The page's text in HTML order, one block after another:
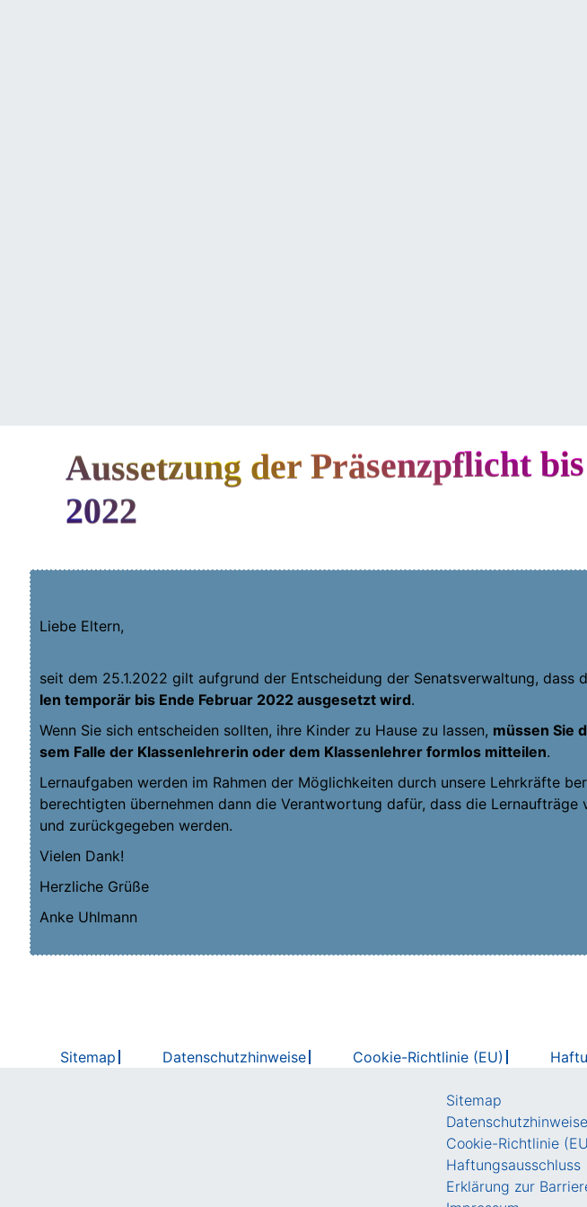
Aussetzung der Präsenzpflicht
2022
Lie­be Eltern,
seit dem 25.1.2022 gilt auf­grund der Ent­schei­dung der Senats­ver­wal­tung, dass
len tem­po­rär bis Ende Febru­ar 2022 aus­ge­setzt wird.
Wenn Sie sich ent­schei­den soll­ten, ihre Kin­der zu Hau­se zu las­sen, müs­sen Sie
sem Fal­le der Klas­sen­leh­re­rin oder dem Klas­sen­leh­rer form­los mit­tei­len.
Lern­auf­ga­ben wer­den im Rah­men der Mög­lich­kei­ten durch unse­re Lehr­kräf­te
be­rech­tig­ten über­neh­men dann die Ver­ant­wor­tung dafür, dass die Lern­auf­trä­ge
und zurück­ge­ge­ben werden.
Vie­len Dank!
Herz­li­che Grüße
Anke Uhl­mann
Sitemap Datenschutzhinweise Cookie-Richtlinie (EU)
Sitemap
Datenschutzhinweise
Cookie-Richtlinie
Haftungsausschluss
Erklärung zur